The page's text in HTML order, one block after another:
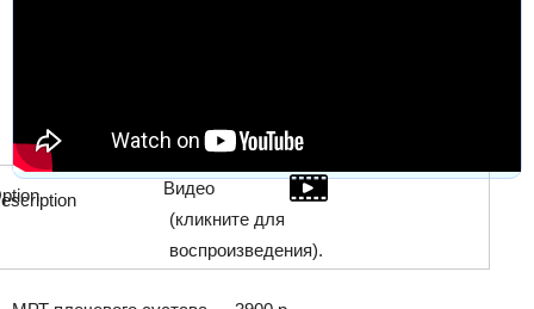
Видео
(кликните для
воспроизведения).